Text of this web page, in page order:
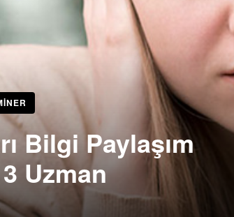
Bilgi Paylaşım
Uzman